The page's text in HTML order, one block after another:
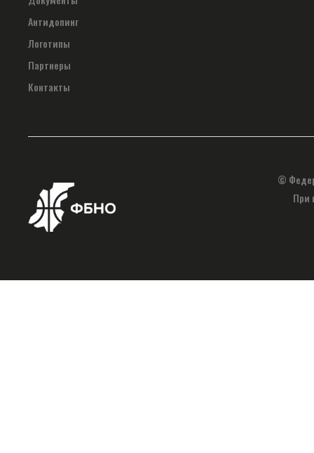
Антидопинг
Логотипы
Партнеры
Контакты
©
При